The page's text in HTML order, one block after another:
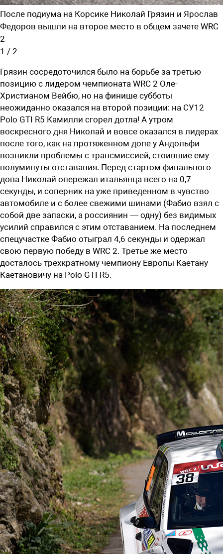
После подиума на Корсике Николай Грязин и Ярослав
Федоров вышли на второе место в общем зачете WRC
2
1 / 2
Грязин сосредоточился было на борьбе за третью
позицию с лидером чемпионата WRC 2 Оле-
Христианом Вейбю, но на финише субботы
неожиданно оказался на второй позиции: на СУ12
Polo GTI R5 Камилли сгорел дотла! А утром
воскресного дня Николай и вовсе оказался в лидерах
после того, как на протяженном допе у Андольфи
возникли проблемы с трансмиссией, стоившие ему
полуминуты отставания. Перед стартом финального
допа Николай опережал итальянца всего на 0,7
секунды, и соперник на уже приведенном в чувство
автомобиле и с более свежими шинами (Фабио взял с
собой две запаски, а россиянин — одну) без видимых
усилий справился с этим отставанием. На последнем
спецучастке Фабио отыграл 4,6 секунды и одержал
свою первую победу в WRC 2. Третье же место
досталось трехкратному чемпиону Европы Каетану
Каетановичу на Polo GTI R5.